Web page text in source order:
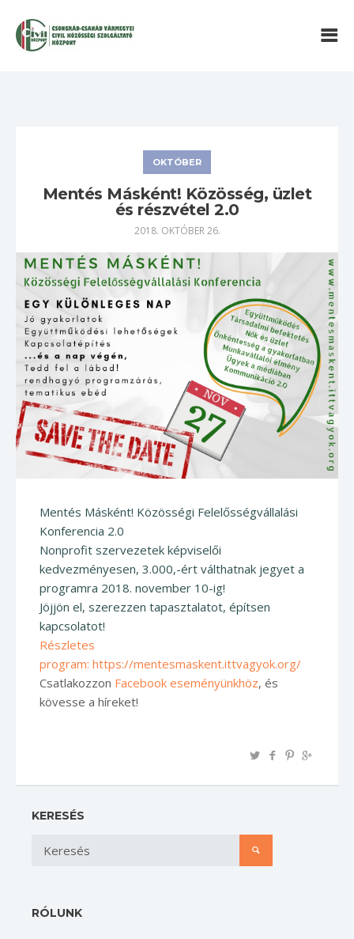
OKTÓBER
Mentés Másként! Közösség, üzlet
és részvétel 2.0
2018. OKTÓBER 26.
Mentés Másként! Közösségi Felelősségvállalási
Konferencia 2.0
Nonprofit szervezetek képviselői
kedvezményesen, 3.000,-ért válthatnak jegyet a
programra 2018. november 10-ig!
Jöjjön el, szerezzen tapasztalatot, építsen
kapcsolatot!
Részletes
program: https://mentesmaskent.ittvagyok.org/
Csatlakozzon Facebook eseményünkhöz, és
kövesse a híreket!
KERESÉS
RÓLUNK